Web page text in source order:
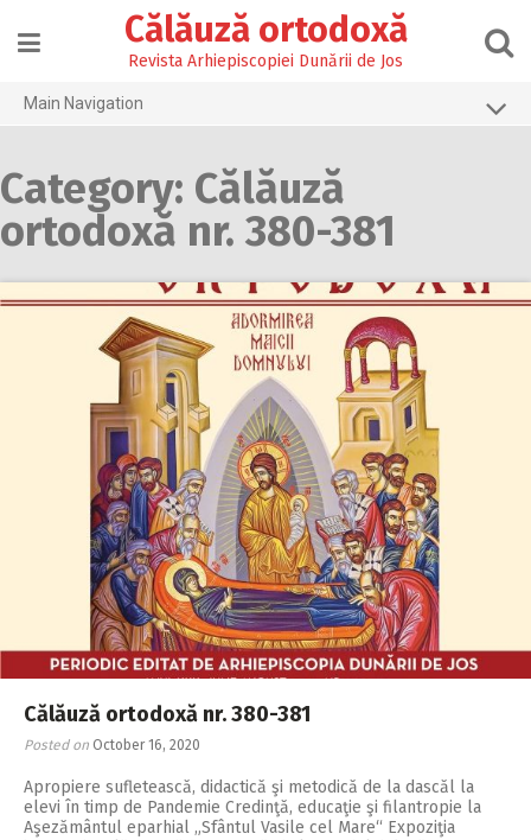
content
Călăuză ortodoxă
Revista Arhiepiscopiei Dunării de Jos
Main Navigation
2026
2025
2024
2015
2014
2012
Category: Călăuză
ortodoxă nr. 380-381
Călăuză ortodoxă nr. 380-381
Posted on October 16, 2020
Apropiere sufletească, didactică şi metodică de la dascăl la
elevi în timp de Pandemie Credinţă, educaţie şi filantropie la
Aşezământul eparhial „Sfântul Vasile cel Mare“ Expoziţia